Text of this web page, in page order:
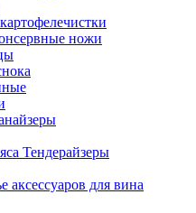
ножи
Тендерайзеры
аксессуаров для вина